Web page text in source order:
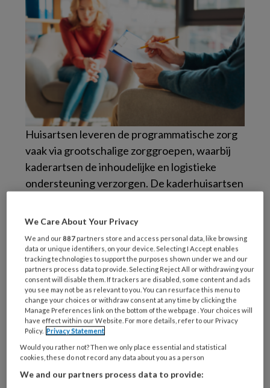
Huisartsen leveren de programmatische zorg
vaak via grootschalige zorggroepen, waarbij
kaderartsen de inhoudelijke en logistieke
ondersteuning verzorgen. De kaderhuisartsen
van de psychische gezondheidszorg in de
huisartsenpraktijk. Zij geven consultatie en
coaching aan POH’s-GGZ, scholing aan AIOS,
nascholing aan huisartsen/POH’s-GGZen
dragen bij aan de ontwikkeling en
implementatie van standaarden en richtlijnen.
Geestelijke gezondheidszorg (GGZ) wordt in
de huisartsenpraktijk geïntegreerd
aangeboden met de somatische zorg. En dit is
gegrond, want psychische problemen dienen
We Care About Your Privacy
We and our887 partners store and access personal data, like browsing
data or unique identifiers, on your device. Selecting I Accept enables
tracking technologies to support the purposes shown under we and our
partners process data to provide. Selecting Reject All or withdrawing your
consent will disable them. If trackers are disabled, some content and ads
you see may not be as relevant to you. You can resurface this menu to
change your choices or withdraw consent at any time by clicking the
Manage Preferences link on the bottom of the webpage . Your choices will
have effect within our Website. For more details, refer to our Privacy
Policy. Privacy Statement
Would you rather not? Then we only place essential and statistical
cookies, these do not record any data about you as a person
We and our partners process data to provide: